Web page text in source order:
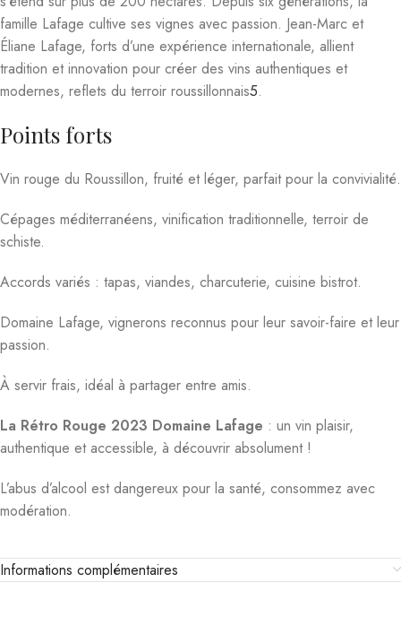
famille Lafage cultive ses vignes avec passion. Jean-Marc et
Éliane Lafage, forts d’une expérience internationale, allient
tradition et innovation pour créer des vins authentiques et
modernes, reflets du terroir roussillonnais5.
Points forts
Vin rouge du Roussillon, fruité et léger, parfait pour la convivialité.
Cépages méditerranéens, vinification traditionnelle, terroir de
schiste.
Accords variés : tapas, viandes, charcuterie, cuisine bistrot.
Domaine Lafage, vignerons reconnus pour leur savoir-faire et leur
passion.
À servir frais, idéal à partager entre amis.
La Rétro Rouge 2023 Domaine Lafage : un vin plaisir,
authentique et accessible, à découvrir absolument !
L’abus d’alcool est dangereux pour la santé, consommez avec
modération.
Informations complémentaires